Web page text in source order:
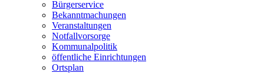
Bürgerservice
Bekanntmachungen
Veranstaltungen
Notfallvorsorge
Kommunalpolitik
öffentliche Einrichtungen
Ortsplan